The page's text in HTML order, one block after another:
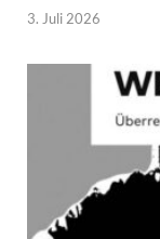
3. Juli 2026